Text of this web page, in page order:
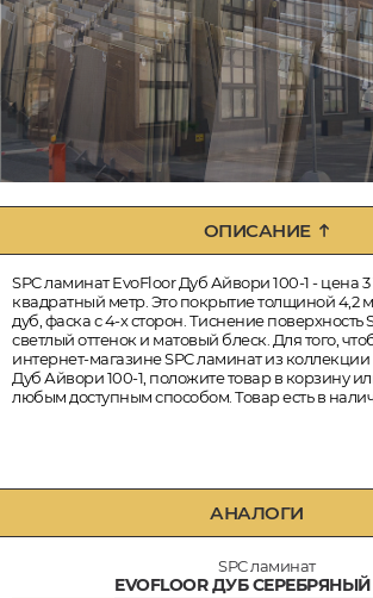
ОПИСАНИЕ
SPC ламинат EvoFloor Дуб Айвори 100-1 - цена 3
квадратный метр. Это покрытие толщиной 4,2
дуб, фаска с 4-х сторон. Тиснение поверхность
светлый оттенок и матовый блеск. Для того,
интернет-магазине SPC ламинат из
Дуб Айвори 100-1, положите товар в корзину
любым доступным способом. Товар есть в
АНАЛОГИ
SPC ламинат
EVOFLOOR ДУБ СЕРЕБРЯНЫЙ